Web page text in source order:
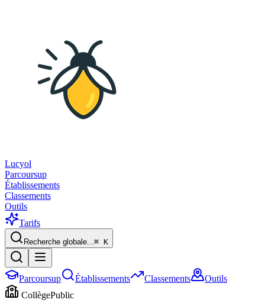
Lucyol
Parcoursup
Établissements
Classements
Outils
Tarifs
Recherche globale...⌘ K
Parcoursup Établissements Classements
Outils
CollègePublic